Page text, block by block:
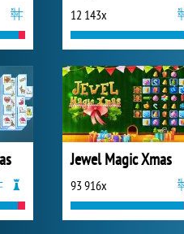
12 143x
Jewel Magic Xmas
93 916x